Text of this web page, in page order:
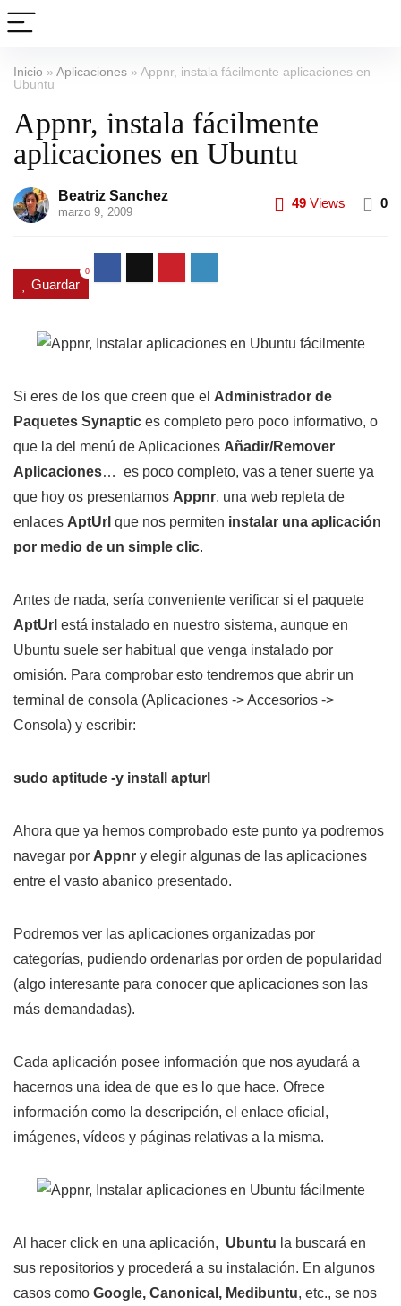
Inicio » Aplicaciones » Appnr, instala fácilmente aplicaciones en
Ubuntu
Appnr, instala fácilmente
aplicaciones en Ubuntu
Beatriz Sanchez
marzo 9, 2009
49 Views 0
Guardar
0
Si eres de los que creen que el Administrador de
Paquetes Synaptic es completo pero poco informativo, o
que la del menú de Aplicaciones Añadir/Remover
Aplicaciones… es poco completo, vas a tener suerte ya
que hoy os presentamos Appnr, una web repleta de
enlaces AptUrl que nos permiten instalar una aplicación
por medio de un simple clic.
Antes de nada, sería conveniente verificar si el paquete
AptUrl está instalado en nuestro sistema, aunque en
Ubuntu suele ser habitual que venga instalado por
omisión. Para comprobar esto tendremos que abrir un
terminal de consola (Aplicaciones -> Accesorios ->
Consola) y escribir:
sudo aptitude -y install apturl
Ahora que ya hemos comprobado este punto ya podremos
navegar por Appnr y elegir algunas de las aplicaciones
entre el vasto abanico presentado.
Podremos ver las aplicaciones organizadas por
categorías, pudiendo ordenarlas por orden de popularidad
(algo interesante para conocer que aplicaciones son las
más demandadas).
Cada aplicación posee información que nos ayudará a
hacernos una idea de que es lo que hace. Ofrece
información como la descripción, el enlace oficial,
imágenes, vídeos y páginas relativas a la misma.
Al hacer click en una aplicación, Ubuntu la buscará en
sus repositorios y procederá a su instalación. En algunos
casos como Google, Canonical, Medibuntu, etc., se nos